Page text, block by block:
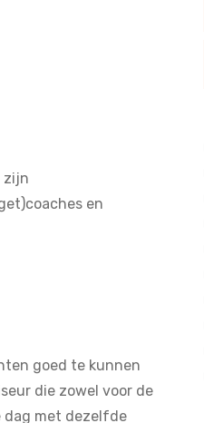
zijn
en
goed te kunnen
die zowel voor de
dag met dezelfde